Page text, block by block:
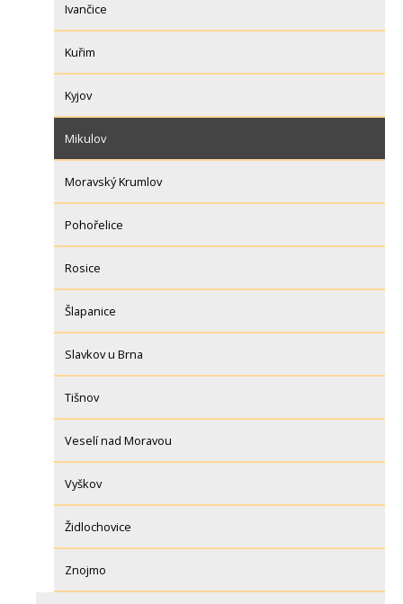
Ivančice
Kuřim
Kyjov
Mikulov
Moravský Krumlov
Pohořelice
Rosice
Šlapanice
Slavkov u Brna
Tišnov
Veselí nad Moravou
Vyškov
Židlochovice
Znojmo